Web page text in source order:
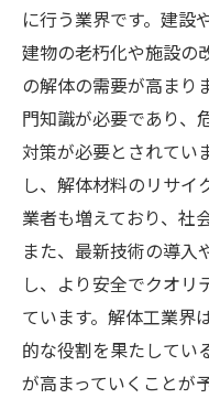
に行う業界です。建設
建物の老朽化や施設の
の解体の需要が高まり
門知識が必要であり、
対策が必要とされてい
し、解体材料のリサイ
業者も増えており、社
また、最新技術の導入
し、より安全でクオリ
ています。解体工業界
的な役割を果たしてい
が高まっていくことが